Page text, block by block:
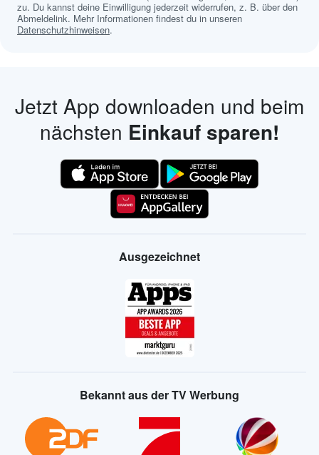
zu. Du kannst deine Einwilligung jederzeit widerrufen, z. B. über den
Abmeldelink. Mehr Informationen findest du in unseren
Datenschutzhinweisen.
Jetzt App downloaden und beim
nächsten Einkauf sparen!
Ausgezeichnet
Bekannt aus der TV Werbung